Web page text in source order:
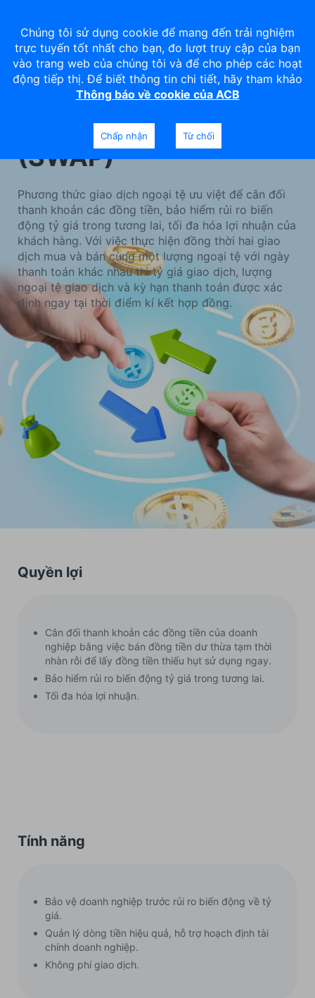
Hoán đổi ngoại tệ
(SWAP)
Phương thức giao dịch ngoại tệ ưu việt để cân đối
thanh khoản các đồng tiền, bảo hiểm rủi ro biến
động tỷ giá trong tương lai, tối đa hóa lợi nhuận của
khách hàng. Với việc thực hiện đồng thời hai giao
dịch mua và bán cùng một lượng ngoại tệ với ngày
thanh toán khác nhau thì tỷ giá giao dịch, lượng
ngoại tệ giao dịch và kỳ hạn thanh toán được xác
định ngay tại thời điểm kí kết hợp đồng.
Quyền lợi
Cân đối thanh khoản các đồng tiền của doanh
nghiệp bằng việc bán đồng tiền dư thừa tạm thời
nhàn rỗi để lấy đồng tiền thiếu hụt sử dụng ngay.
Bảo hiểm rủi ro biến động tỷ giá trong tương lai.
Tối đa hóa lợi nhuận.
Tính năng
Bảo vệ doanh nghiệp trước rủi ro biến động về tỷ
giá.
Quản lý dòng tiền hiệu quả, hỗ trợ hoạch định tài
chính doanh nghiệp.
Không phí giao dịch.
Chúng tôi sử dụng cookie để mang đến trải nghiệm
trực tuyến tốt nhất cho bạn, đo lượt truy cập của bạn
vào trang web của chúng tôi và để cho phép các hoạt
động tiếp thị. Để biết thông tin chi tiết, hãy tham khảo
Thông báo về cookie của ACB
Chấp nhận Từ chối